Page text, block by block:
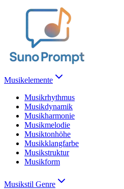
Musikelemente
Musikrhythmus
Musikdynamik
Musikharmonie
Musikmelodie
Musiktonhöhe
Musikklangfarbe
Musikstruktur
Musikform
Musikstil Genre